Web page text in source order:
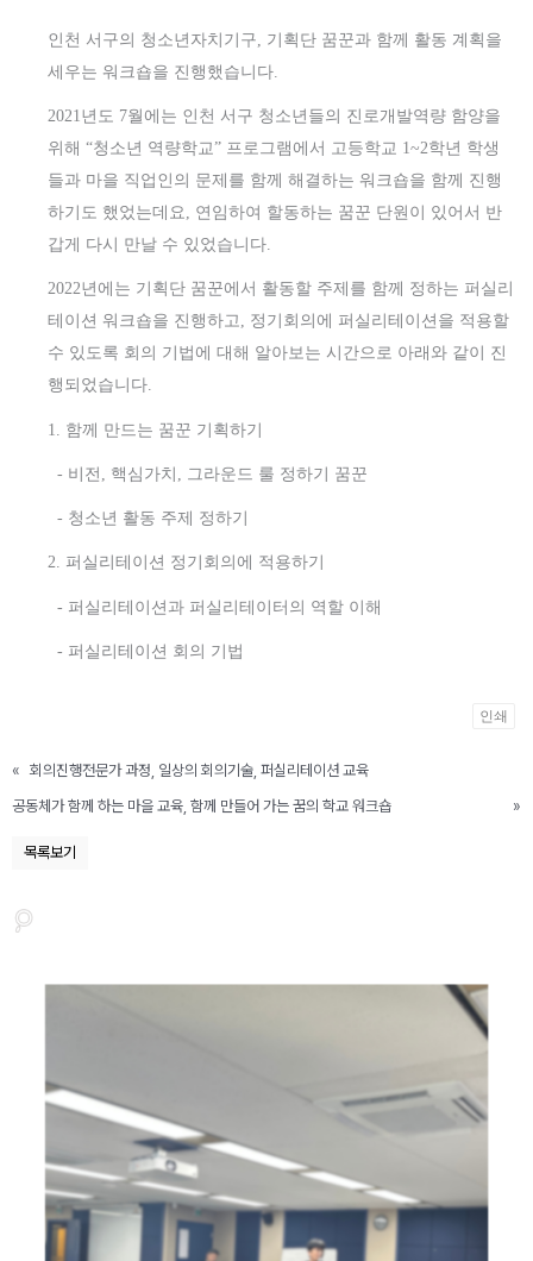
인천 서구의 청소년자치기구, 기획단 꿈꾼과 함께 활동 계획을
세우는 워크숍을 진행했습니다.
2021년도 7월에는 인천 서구 청소년들의 진로개발역량 함양을
위해 “청소년 역량학교” 프로그램에서 고등학교 1~2학년 학생
들과 마을 직업인의 문제를 함께 해결하는 워크숍을 함께 진행
하기도 했었는데요, 연임하여 할동하는 꿈꾼 단원이 있어서 반
갑게 다시 만날 수 있었습니다.
2022년에는 기획단 꿈꾼에서 활동할 주제를 함께 정하는 퍼실리
테이션 워크숍을 진행하고, 정기회의에 퍼실리테이션을 적용할
수 있도록 회의 기법에 대해 알아보는 시간으로 아래와 같이 진
행되었습니다.
1. 함께 만드는 꿈꾼 기획하기
- 비전, 핵심가치, 그라운드 룰 정하기 꿈꾼
- 청소년 활동 주제 정하기
2. 퍼실리테이션 정기회의에 적용하기
- 퍼실리테이션과 퍼실리테이터의 역할 이해
- 퍼실리테이션 회의 기법
인쇄
« 회의진행전문가 과정, 일상의 회의기술, 퍼실리테이션 교육
공동체가 함께 하는 마을 교육, 함께 만들어 가는 꿈의 학교 워크숍
»
목록보기